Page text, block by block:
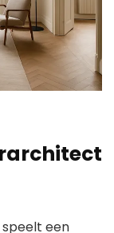
een